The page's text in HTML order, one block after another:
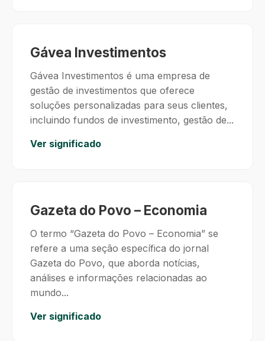
Gávea Investimentos
Gávea Investimentos é uma empresa de
gestão de investimentos que oferece
soluções personalizadas para seus clientes,
incluindo fundos de investimento, gestão de...
Ver significado
Gazeta do Povo – Economia
O termo “Gazeta do Povo – Economia” se
refere a uma seção específica do jornal
Gazeta do Povo, que aborda notícias,
análises e informações relacionadas ao
mundo...
Ver significado